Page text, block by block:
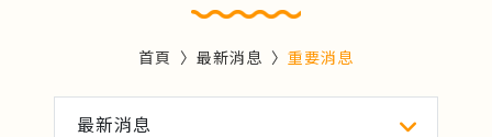
首頁 最新消息 重要消息
最新消息